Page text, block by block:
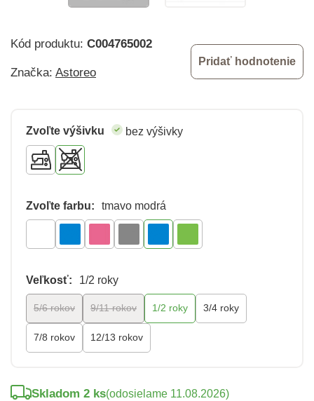
Kód produktu: C004765002
Značka: Astoreo
Pridať hodnotenie
Zvoľte výšivku bez výšivky
Zvoľte farbu: tmavo modrá
Veľkosť: 1/2 roky
5/6 rokov 9/11 rokov 1/2 roky 3/4 roky
7/8 rokov 12/13 rokov
Skladom 2 ks(odosielame 11.08.2026)